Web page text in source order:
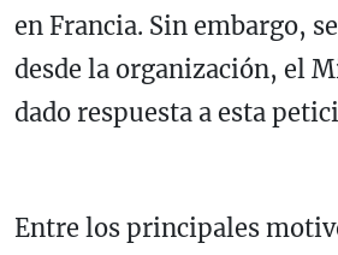
en Francia. Sin embargo,
desde la organización, el
dado respuesta a esta
Entre los principales